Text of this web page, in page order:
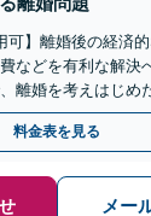
可】離婚後の経済
などを有利な解決
離婚を考えはじめ
室】
料金表を見る
メー